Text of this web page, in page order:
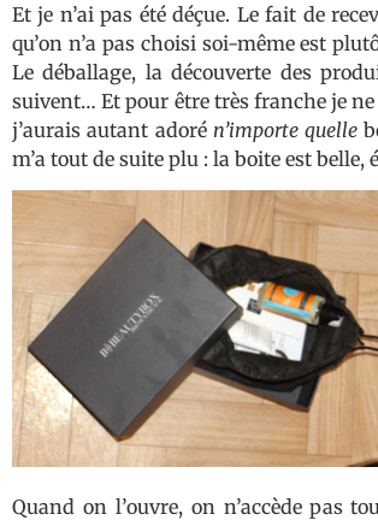
Et je n’ai pas été déçue. Le fait de
qu’on n’a pas choisi soi-même est
Le déballage, la découverte des
suivent… Et pour être très franche je ne
j’aurais autant adoré n’importe quelle
m’a tout de suite plu : la boite est belle,
Quand on l’ouvre, on n’accède pas